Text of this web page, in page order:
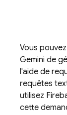
Vous
Gemini de
l'aide de
requêtes
utilisez
cette